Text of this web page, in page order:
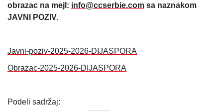
obrazac na mejl: info@ccserbie.com sa naznakom
JAVNI POZIV.
Javni-poziv-2025-2026-DIJASPORA
Obrazac-2025-2026-DIJASPORA
Podeli sadržaj: